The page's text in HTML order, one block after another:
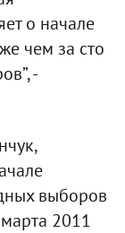
о начале
чем за сто
-
выборов
2011